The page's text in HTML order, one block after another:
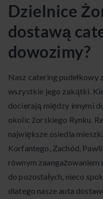
Dzielnice
dostawą
dowozimy?
Nasz catering pudełkowy
wszystkie jego zakątki.
docierają między innymi
okolic żorskiego Rynku.
największe osiedla
Korfantego, Zachód,
równym
do pozostałych, nieco
dlatego nasze auta